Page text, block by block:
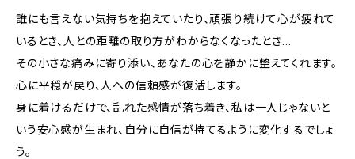
誰にも言えない気持ちを抱えていたり、頑張り続けて心が疲れて
いるとき、人との距離の取り方がわからなくなったとき…
その小さな痛みに寄り添い、あなたの心を静かに整えてくれます。
心に平穏が戻り、人への信頼感が復活します。
身に着けるだけで、乱れた感情が落ち着き、私は一人じゃないと
いう安心感が生まれ、自分に自信が持てるように変化するでしょ
う。